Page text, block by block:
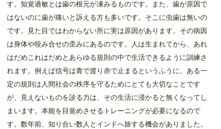
す。知覚過敏とは歯の根元が凍みるものです。また、歯が原因で
はないのに歯が痛いと訴える方も多いです。そこに虫歯は無いの
です。見た目ではわからない所に実は原因があります。その病因
は身体や咬み合せの歪みにあるのです。人は生まれてから、あれ
はだめこれはだめとあらゆる規則の中で生活できるように訓練さ
れます。例えば信号は青で渡り赤で止まるというふうに。ある一
定の規則は人間社会の秩序を守るためにとても大切なことです
が、見えないものを診る力は、その生活に浸かると無くなってし
まいます。本能を目覚めさせるトレーニングが必要になるので
す。数年前、知り合い数人とインドへ旅する機会がありました。